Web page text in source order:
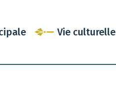
Vie culturelle